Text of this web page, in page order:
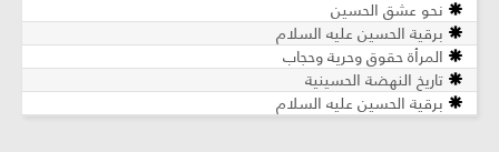
نحو عشق الحسين
برقية الحسين عليه السلام
المرأة حقوق وحرية وحجاب
تاريخ النهضة الحسينية
برقية الحسين عليه السلام